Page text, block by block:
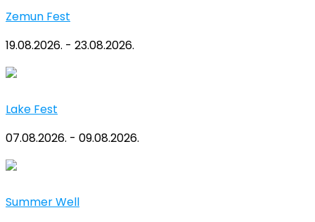
Zemun Fest
19.08.2026. - 23.08.2026.
Lake Fest
07.08.2026. - 09.08.2026.
Summer Well